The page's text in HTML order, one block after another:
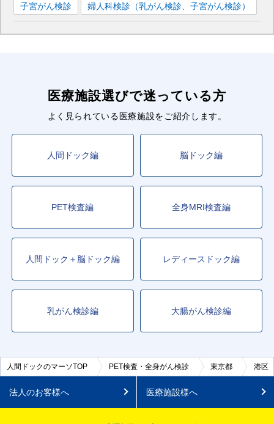
子宮がん検診
婦人科検診（乳がん検診、子宮がん検診）
医療施設選びで迷っている方
よく見られている医療施設をご紹介します。
人間ドック編 脳ドック編
PET検査編 全身MRI検査編
人間ドック＋脳ドック編 レディースドック編
乳がん検診編 大腸がん検診編
人間ドックのマーソTOP PET検査・全身がん検診 東京都 港区
法人のお客様へ 医療施設様へ